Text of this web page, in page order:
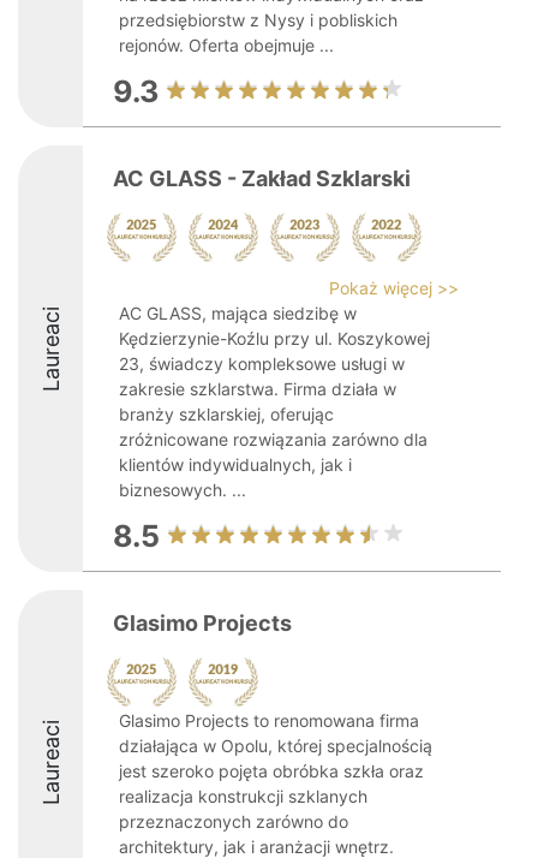
przedsiębiorstw z Nysy i pobliskich
rejonów. Oferta obejmuje ...
9.3
Laureaci
AC GLASS - Zakład Szklarski
Pokaż więcej >>
AC GLASS, mająca siedzibę w
Kędzierzynie-Koźlu przy ul. Koszykowej
23, świadczy kompleksowe usługi w
zakresie szklarstwa. Firma działa w
branży szklarskiej, oferując
zróżnicowane rozwiązania zarówno dla
klientów indywidualnych, jak i
biznesowych. ...
8.5
Laureaci
Glasimo Projects
Glasimo Projects to renomowana firma
działająca w Opolu, której specjalnością
jest szeroko pojęta obróbka szkła oraz
realizacja konstrukcji szklanych
przeznaczonych zarówno do
architektury, jak i aranżacji wnętrz.